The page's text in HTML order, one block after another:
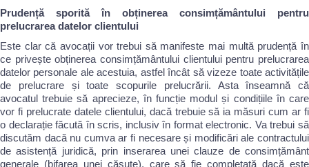
Prudență sporită în obținerea consimțământului pentru
prelucrarea datelor clientului
Este clar că avocații vor trebui să manifeste mai multă prudență în
ce privește obținerea consimțământului clientului pentru prelucrarea
datelor personale ale acestuia, astfel încât să vizeze toate activitățile
de prelucrare și toate scopurile prelucrării. Asta înseamnă că
avocatul trebuie să aprecieze, în funcție modul și condițiile în care
vor fi prelucrate datele clientului, dacă trebuie să ia măsuri cum ar fi
o declarație făcută în scris, inclusiv în format electronic. Va trebui să
discutăm dacă nu cumva ar fi necesare și modificări ale contractului
de asistență juridică, prin inserarea unei clauze de consimțământ
generale (bifarea unei căsuțe), care să fie completată dacă este